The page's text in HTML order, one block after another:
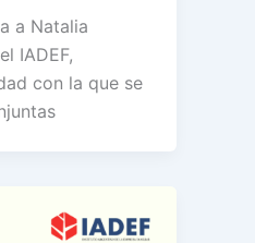
a Natalia
IADEF,
con la que se